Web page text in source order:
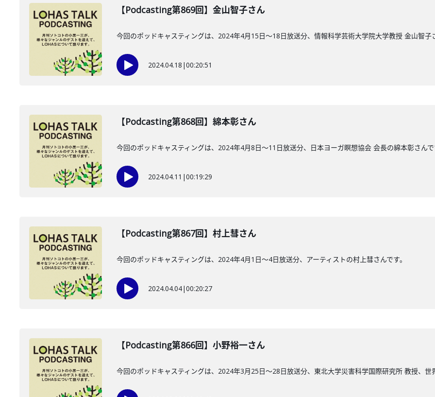
【Podcasting第869回】金山智子さん
今回のポッドキャスティングは、2024年4月15日〜18日放送分、情報科学芸術大学院大学教授 金山智子
2024.04.18 |00:20:51
【Podcasting第868回】綿本彰さん
今回のポッドキャスティングは、2024年4月8日〜11日放送分、日本ヨーガ瞑想協会 会長の綿本彰さん
2024.04.11 |00:19:29
【Podcasting第867回】村上彗さん
今回のポッドキャスティングは、2024年4月1日〜4日放送分、アーティストの村上彗さんです。
2024.04.04|00:20:27
【Podcasting第866回】小野裕一さん
今回のポッドキャスティングは、2024年3月25日〜28日放送分、東北大学災害科学国際研究所 教授、